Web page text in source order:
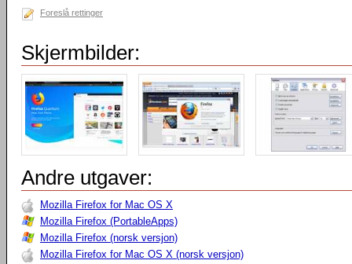
Foreslå rettinger
Skjermbilder:
Andre utgaver:
Mozilla Firefox for Mac OS X
Mozilla Firefox (PortableApps)
Mozilla Firefox (norsk versjon)
Mozilla Firefox for Mac OS X (norsk versjon)